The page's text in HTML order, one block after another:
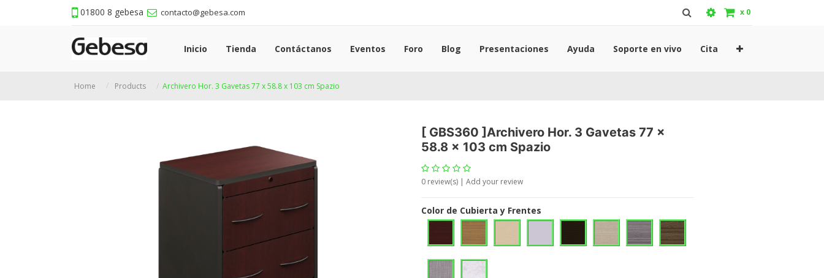
01800 8 gebesa contacto@gebesa.com x 0
Inicio Tienda Contáctanos Eventos Foro Blog Presentaciones Ayuda Soporte en vivo Cita
Home Products Archivero Hor. 3 Gavetas 77 x 58.8 x 103 cm Spazio
[ GBS360 ]Archivero Hor. 3 Gavetas 77 x
58.8 x 103 cm Spazio
0 review(s) | Add your review
Color de Cubierta y Frentes